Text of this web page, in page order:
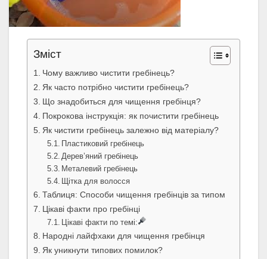
Зміст
Чому важливо чистити гребінець?
Як часто потрібно чистити гребінець?
Що знадобиться для чищення гребінця?
Покрокова інструкція: як почистити гребінець
Як чистити гребінець залежно від матеріалу?
Пластиковий гребінець
Дерев’яний гребінець
Металевий гребінець
Щітка для волосся
Таблиця: Способи чищення гребінців за типом
Цікаві факти про гребінці
Цікаві факти по темі:
Народні лайфхаки для чищення гребінця
Як уникнути типових помилок?